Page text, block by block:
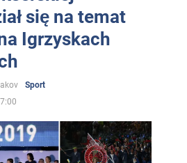
się na temat
Igrzyskach
Sport